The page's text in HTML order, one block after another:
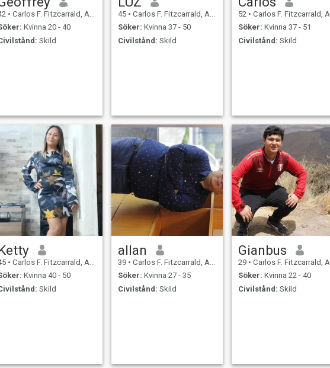
• Carlos F. Fitzcarrald, Ancash, Peru
Kvinna 20 - 40
Skild
45 • Carlos F. Fitzcarrald, Ancash, Peru
Söker: Kvinna 37 - 50
Civilstånd: Skild
52 • Carlos F. Fitzcarrald, Ancash, Peru
Söker: Kvinna 37 - 51
Civilstånd: Skild
• Carlos F. Fitzcarrald, Ancash, Peru
Kvinna 40 - 50
Skild
allan
39 • Carlos F. Fitzcarrald, Ancash, Peru
Söker: Kvinna 27 - 35
Civilstånd: Skild
Gianbus
29 • Carlos F. Fitzcarrald, Ancash, Peru
Söker: Kvinna 22 - 40
Civilstånd: Skild